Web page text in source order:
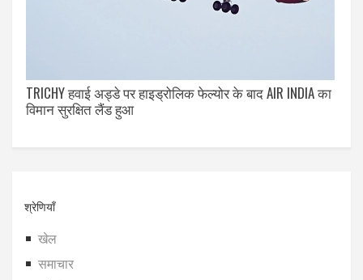
TRICHY हवाई अड्डे पर हाइड्रोलिक फेल्योर के बाद AIR INDIA का
विमान सुरक्षित लैंड हुआ
श्रेणियाँ
खेल
समाचार